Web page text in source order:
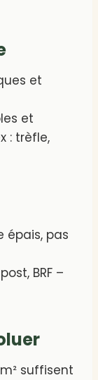
et
et
: trèfle,
épais, pas
BRF –
suffisent